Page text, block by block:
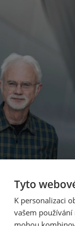
Tyto
K personalizaci
vašem